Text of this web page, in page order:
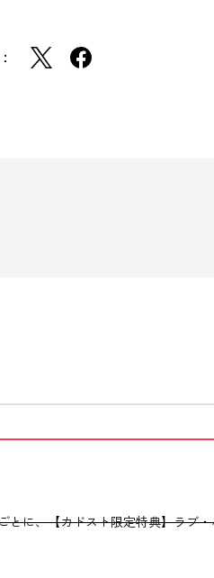
に、【カドスト限定特典】ラブ